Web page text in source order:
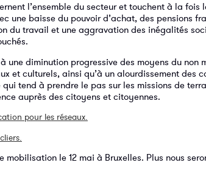
l’ensemble du secteur et touchent à la
une baisse du pouvoir d’achat, des pensions
du travail et une aggravation des inégalités
une diminution progressive des moyens du
et culturels, ainsi qu’à un alourdissement des
qui tend à prendre le pas sur les missions de
auprès des citoyens et citoyennes.
pour les réseaux.
mobilisation le 12 mai à Bruxelles. Plus nous